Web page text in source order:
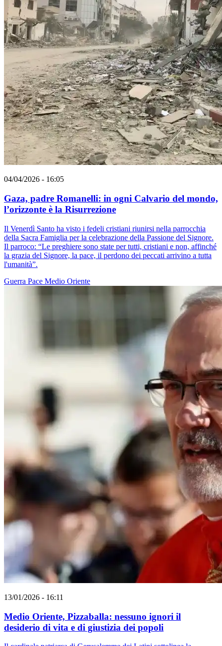
04/04/2026 - 16:05
Gaza, padre Romanelli: in ogni Calvario del mondo,
l’orizzonte è la Risurrezione
Il Venerdì Santo ha visto i fedeli cristiani riunirsi nella parrocchia
della Sacra Famiglia per la celebrazione della Passione del Signore.
Il parroco: “Le preghiere sono state per tutti, cristiani e non, affinché
la grazia del Signore, la pace, il perdono dei peccati arrivino a tutta
l'umanità”.
Guerra Pace Medio Oriente
13/01/2026 - 16:11
Medio Oriente, Pizzaballa: nessuno ignori il
desiderio di vita e di giustizia dei popoli